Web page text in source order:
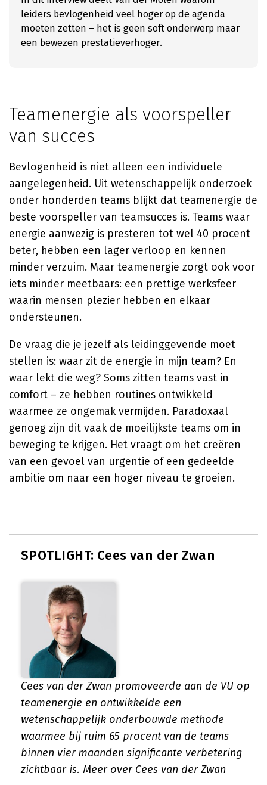
leiders bevlogenheid veel hoger op de agenda
moeten zetten – het is geen soft onderwerp maar
een bewezen prestatieverhoger.
Teamenergie als voorspeller
van succes
Bevlogenheid is niet alleen een individuele
aangelegenheid. Uit wetenschappelijk onderzoek
onder honderden teams blijkt dat teamenergie de
beste voorspeller van teamsucces is. Teams waar
energie aanwezig is presteren tot wel 40 procent
beter, hebben een lager verloop en kennen
minder verzuim. Maar teamenergie zorgt ook voor
iets minder meetbaars: een prettige werksfeer
waarin mensen plezier hebben en elkaar
ondersteunen.
De vraag die je jezelf als leidinggevende moet
stellen is: waar zit de energie in mijn team? En
waar lekt die weg? Soms zitten teams vast in
comfort – ze hebben routines ontwikkeld
waarmee ze ongemak vermijden. Paradoxaal
genoeg zijn dit vaak de moeilijkste teams om in
beweging te krijgen. Het vraagt om het creëren
van een gevoel van urgentie of een gedeelde
ambitie om naar een hoger niveau te groeien.
SPOTLIGHT: Cees van der Zwan
Cees van der Zwan promoveerde aan de VU op
teamenergie en ontwikkelde een
wetenschappelijk onderbouwde methode
waarmee bij ruim 65 procent van de teams
binnen vier maanden significante verbetering
zichtbaar is. Meer over Cees van der Zwan